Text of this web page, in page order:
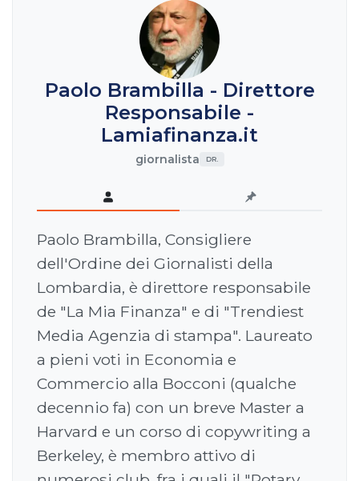
Paolo Brambilla - Direttore
Responsabile -
Lamiafinanza.it
giornalista DR.
Paolo Brambilla, Consigliere
dell'Ordine dei Giornalisti della
Lombardia, è direttore responsabile
de "La Mia Finanza" e di "Trendiest
Media Agenzia di stampa". Laureato
a pieni voti in Economia e
Commercio alla Bocconi (qualche
decennio fa) con un breve Master a
Harvard e un corso di copywriting a
Berkeley, è membro attivo di